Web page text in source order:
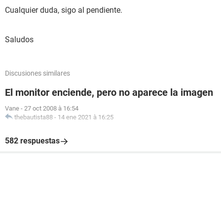
Cualquier duda, sigo al pendiente.
Saludos
Discusiones similares
El monitor enciende, pero no aparece la imagen
Vane - 27 oct 2008 à 16:54
thebautista88 - 14 ene 2021 à 16:25
582 respuestas